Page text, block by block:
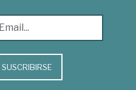
SUSCRIBIRSE